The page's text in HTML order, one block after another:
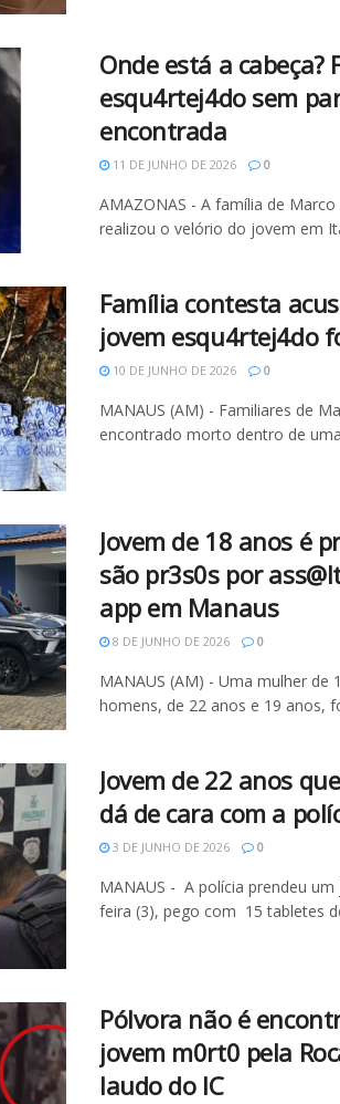
Onde está a cabeça?
esqu4rtej4do sem
encontrada
11 DE JUNHO DE 2026 0
AMAZONAS - A família de
realizou o velório do jovem em
Família contesta
jovem esqu4rtej4do
10 DE JUNHO DE 2026 0
MANAUS (AM) - Familiares de
encontrado morto dentro de
Jovem de 18 anos é
são pr3s0s por
app em Manaus
8 DE JUNHO DE 2026 0
MANAUS (AM) - Uma mulher de
homens, de 22 anos e 19 anos,
Jovem de 22 anos
dá de cara com a
3 DE JUNHO DE 2026 0
MANAUS - A polícia prendeu
feira (3), pego com 15 tabletes
Pólvora não é
jovem m0rt0 pela
laudo do IC